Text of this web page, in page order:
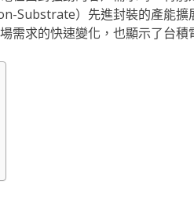
Substrate）先進封裝的產能擴
需求的快速變化，也顯示了台